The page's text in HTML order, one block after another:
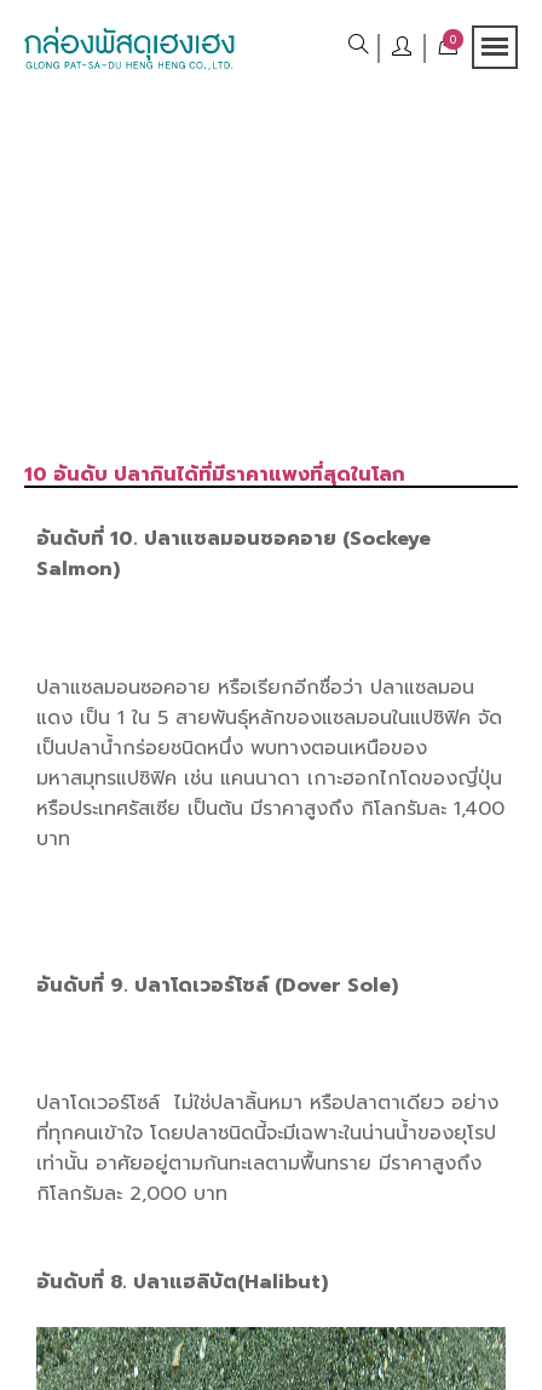
0
10 อันดับ ปลากินได้ที่มีราคาแพงที่สุดในโลก
อันดับที่ 10. ปลาแซลมอนซอคอาย (Sockeye
Salmon)
ปลาแซลมอนซอคอาย หรือเรียกอีกชื่อว่า ปลาแซลมอน
แดง เป็น 1 ใน 5 สายพันธุ์หลักของแซลมอนในแปซิฟิค จัด
เป็นปลาน้ำกร่อยชนิดหนึ่ง พบทางตอนเหนือของ
มหาสมุทรแปซิฟิค เช่น แคนนาดา เกาะฮอกไกโดของญี่ปุ่น
หรือประเทศรัสเซีย เป็นต้น มีราคาสูงถึง กิโลกรัมละ 1,400
บาท
อันดับที่ 9. ปลาโดเวอร์โซล์ (Dover Sole)
ปลาโดเวอร์โซล์ ไม่ใช่ปลาลิ้นหมา หรือปลาตาเดียว อย่าง
ที่ทุกคนเข้าใจ โดยปลาชนิดนี้จะมีเฉพาะในน่านน้ำของยุโรป
เท่านั้น อาศัยอยู่ตามก้นทะเลตามพื้นทราย มีราคาสูงถึง
กิโลกรัมละ 2,000 บาท
อันดับที่ 8. ปลาแฮลิบัต(Halibut)